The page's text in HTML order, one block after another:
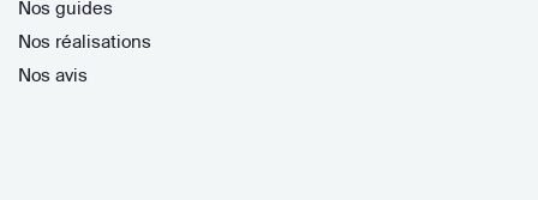
Nos guides
Nos réalisations
Nos avis